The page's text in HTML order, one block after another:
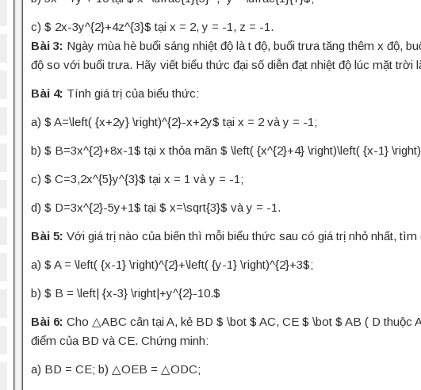
c) $ 2x-3y^{2}+4z^{3}$ tại x = 2, y = -1, z = -1.
Bài 3: Ngày mùa hè buổi sáng nhiệt độ là t độ, buổi trưa tăng thêm x độ,
độ so với buổi trưa. Hãy viết biểu thức đại số diễn đạt nhiệt độ lúc mặt trời
Bài 4: Tính giá trị của biểu thức:
a) $ A=\left( {x+2y} \right)^{2}-x+2y$ tại x = 2 và y = -1;
b) $ B=3x^{2}+8x-1$ tại x thỏa mãn $ \left( {x^{2}+4} \right)\left( {x-1}
c) $ C=3,2x^{5}y^{3}$ tại x = 1 và y = -1;
d) $ D=3x^{2}-5y+1$ tại $ x=\sqrt{3}$ và y = -1.
Bài 5: Với giá trị nào của biến thì mỗi biểu thức sau có giá trị nhỏ nhất, tìm
a) $ A = \left( {x-1} \right)^{2}+\left( {y-1} \right)^{2}+3$;
b) $ B = \left| {x-3} \right|+y^{2}-10.$
Bài 6: Cho △ABC cân tại A, kẻ BD $ \bot $ AC, CE $ \bot $ AB ( D thuộc
điểm của BD và CE. Chứng minh:
a) BD = CE; b) △OEB = △ODC;